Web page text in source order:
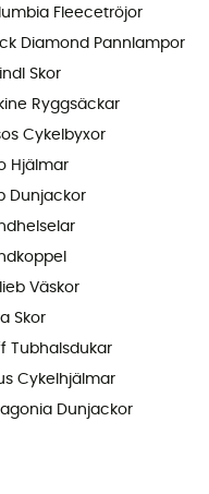
Fleecetröjor
Diamond Pannlampor
Skor
Ryggsäckar
Cykelbyxor
Hjälmar
Dunjackor
Väskor
Skor
Tubhalsdukar
Cykelhjälmar
Dunjackor